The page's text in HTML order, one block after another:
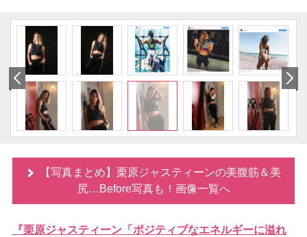
【写真まとめ】栗原ジャスティーンの美腹筋＆美
尻…Before写真も！画像一覧へ
『栗原ジャスティーン「ポジティブなエネルギーに溢れ